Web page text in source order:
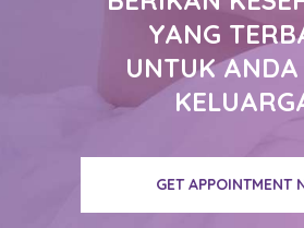
YANG
UNTUK
GET APPOINTMENT